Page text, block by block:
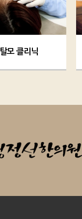
탈모 클리닉